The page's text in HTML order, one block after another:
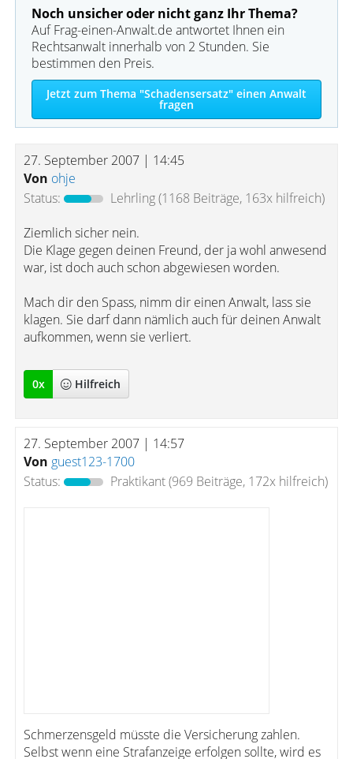
Noch unsicher oder nicht ganz Ihr Thema?
Auf Frag-einen-Anwalt.de antwortet Ihnen ein
Rechtsanwalt innerhalb von 2 Stunden. Sie
bestimmen den Preis.
Jetzt zum Thema "Schadensersatz" einen Anwalt
fragen
27. September 2007 | 14:45
Von ohje
Status:
Lehrling(1168 Beiträge, 163x hilfreich)
Ziemlich sicher nein.
Die Klage gegen deinen Freund, der ja wohl anwesend
war, ist doch auch schon abgewiesen worden.
Mach dir den Spass, nimm dir einen Anwalt, lass sie
klagen. Sie darf dann nämlich auch für deinen Anwalt
aufkommen, wenn sie verliert.
0x Hilfreich
27. September 2007 | 14:57
Von guest123-1700
Status:
Praktikant(969 Beiträge, 172x hilfreich)
Schmerzensgeld müsste die Versicherung zahlen.
Selbst wenn eine Strafanzeige erfolgen sollte, wird es